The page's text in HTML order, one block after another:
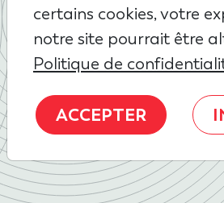
certains cookies, votre
notre site pourrait être
Politique de
ACCEPTER